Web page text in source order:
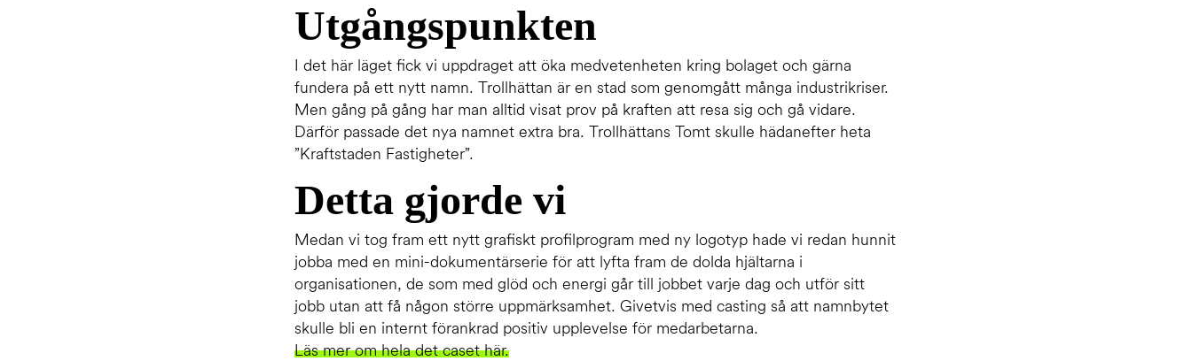
Utgångspunkten
I det här läget fick vi uppdraget att öka medvetenheten kring bolaget och gärna
fundera på ett nytt namn. Trollhättan är en stad som genomgått många industrikriser.
Men gång på gång har man alltid visat prov på kraften att resa sig och gå vidare.
Därför passade det nya namnet extra bra. Trollhättans Tomt skulle hädanefter heta
”Kraftstaden Fastigheter”.
Detta gjorde vi
Medan vi tog fram ett nytt grafiskt profilprogram med ny logotyp hade vi redan hunnit
jobba med en mini-dokumentärserie för att lyfta fram de dolda hjältarna i
organisationen, de som med glöd och energi går till jobbet varje dag och utför sitt
jobb utan att få någon större uppmärksamhet. Givetvis med casting så att namnbytet
skulle bli en internt förankrad positiv upplevelse för medarbetarna.
Läs mer om hela det caset här.